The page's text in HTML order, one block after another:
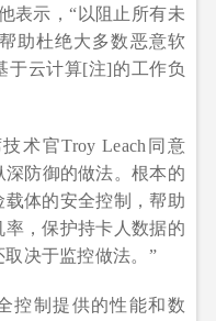
表示，“以阻止所有未
助杜绝大多数恶意软
于云计算[注]的工作负
术官Troy Leach同意
深防御的做法。根本的
体的安全控制，帮助
，保护持卡人数据的
决于监控做法。”
控制提供的性能和数